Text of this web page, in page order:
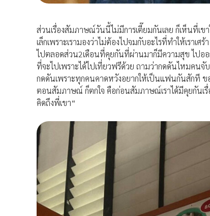
ส่วนเรื่องสัมภาษณ์วันนี้ไม่มีการเตี๊ยมกันเลย ก็เห็นที่เข
เล็กเพราะเรามองว่าไม่ต้องไปจมกับอะไรที่ทำให้เราเศร้า
ไปตลอดส่วน2เดือนที่คุยกันที่ผ่านมาก็มีความสุข ไปอ
ที่จะไปเพราะได้ไปเที่ยวฟรีด้วย ถามว่ากดดันไหมคนจั
กดดันเพราะทุกคนคาดหวังอยากให้เป็นแฟนกันสักที ข
ตอนสัมภาษณ์ ก็ตกใจ คือก่อนสัมภาษณ์เราได้มีคุยกันเ
คิดถึงพี่เขา“